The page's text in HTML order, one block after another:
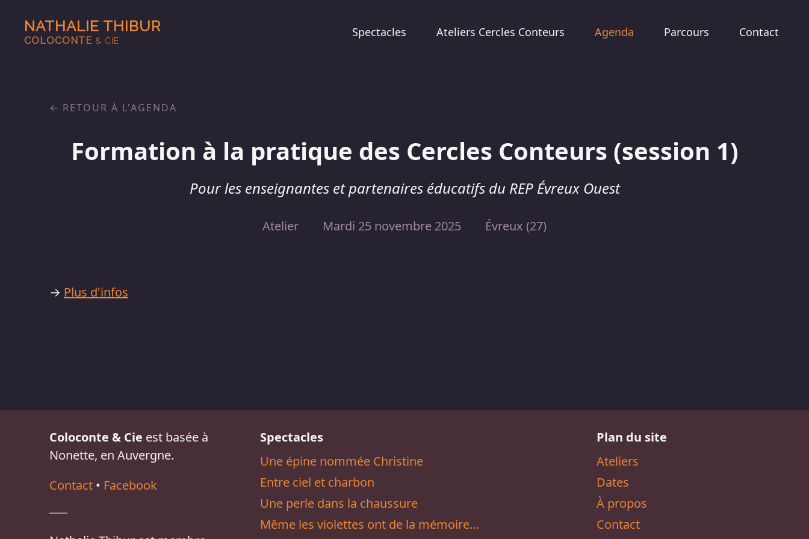
NATHALIE THIBUR
COLOCONTE & CIE
Spectacles Ateliers Cercles Conteurs Agenda Parcours Contact
Formation à la pratique des Cercles Conteurs (session 1)
Pour les enseignantes et partenaires éducatifs du REP Évreux Ouest
Atelier Mardi 25 novembre 2025 Évreux (27)
RETOUR À L'AGENDA
→ Plus d'infos
Coloconte & Cie est basée à
Nonette, en Auvergne.
Contact • Facebook
Spectacles
Une épine nommée Christine
Entre ciel et charbon
Une perle dans la chaussure
Même les violettes ont de la mémoire…
Plan du site
Ateliers
Dates
À propos
Contact